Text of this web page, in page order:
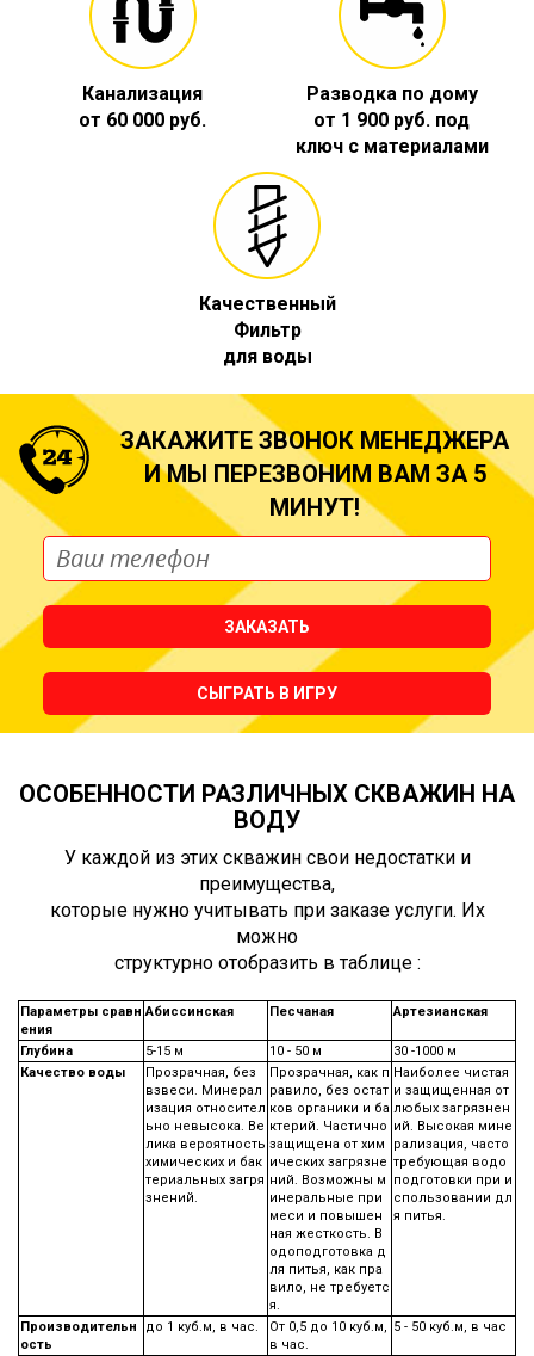
Канализация
от 60 000 руб.
Разводка по дому
от 1 900 руб. под
ключ с материалами
Качественный
Фильтр
для воды
ЗАКАЖИТЕ ЗВОНОК МЕНЕДЖЕРА
И МЫ ПЕРЕЗВОНИМ ВАМ ЗА 5
МИНУТ!
ЗАКАЗАТЬ
СЫГРАТЬ В ИГРУ
ОСОБЕННОСТИ РАЗЛИЧНЫХ СКВАЖИН НА
ВОДУ
У каждой из этих скважин свои недостатки и
преимущества,
которые нужно учитывать при заказе услуги. Их
можно
структурно отобразить в таблице :
Параметры сравн
ения
Абиссинская Песчаная Артезианская
Глубина 5-15 м 10 - 50 м
30 -1000 м
Качество воды
Прозрачная, без
взвеси. Минерал
изация относител
ьно невысока. Ве
лика вероятность
химических и бак
териальных загря
знений.
Прозрачная, как п
равило, без остат
ков органики и ба
ктерий. Частично
защищена от хим
ических загрязне
ний. Возможны м
инеральные при
меси и повышен
ная жесткость. В
одоподготовка д
ля питья, как пра
вило, не требуетс
я.
Наиболее чистая
и защищенная от
любых загрязнен
ий. Высокая мине
рализация, часто
требующая водо
подготовки при и
спользовании дл
я питья.
Производительн
ость
до 1 куб.м, в час.
От 0,5 до 10 куб.м,
в час.
5 - 50 куб.м, в час